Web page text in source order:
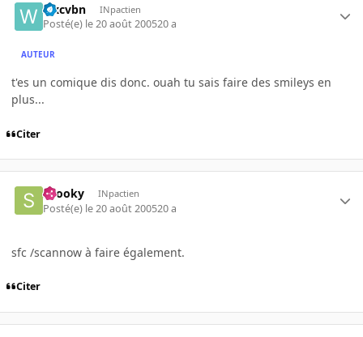
wxcvbn INpactien
Posté(e) le 20 août 200520 a
AUTEUR
t'es un comique dis donc. ouah tu sais faire des smileys en
plus...
Citer
snooky INpactien
Posté(e) le 20 août 200520 a
sfc /scannow à faire également.
Citer